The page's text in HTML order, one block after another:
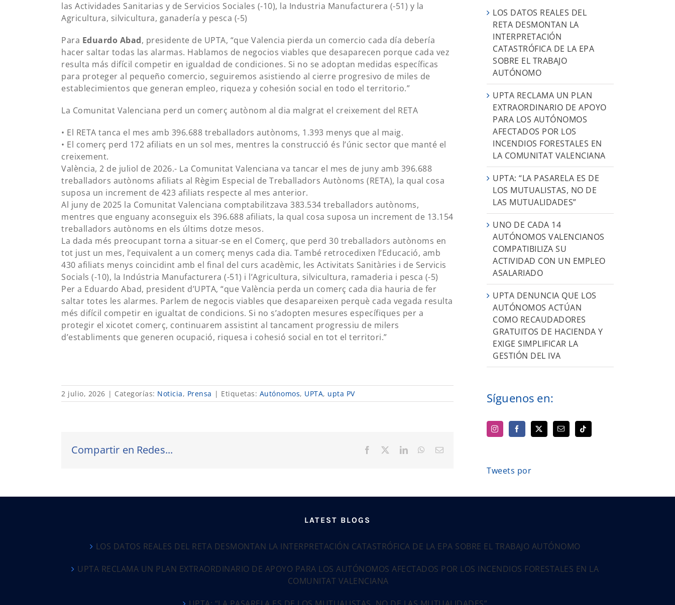
las Actividades Sanitarias y de Servicios Sociales (-10), la Industria Manufacturera (-51) y la
Agricultura, silvicultura, ganadería y pesca (-5)
Para Eduardo Abad, presidente de UPTA, “que Valencia pierda un comercio cada día debería
hacer saltar todas las alarmas. Hablamos de negocios viables que desaparecen porque cada vez
resulta más difícil competir en igualdad de condiciones. Si no se adoptan medidas específicas
para proteger al pequeño comercio, seguiremos asistiendo al cierre progresivo de miles de
establecimientos que generan empleo, riqueza y cohesión social en todo el territorio.”
La Comunitat Valenciana perd un comerç autònom al dia malgrat el creixement del RETA
• El RETA tanca el mes amb 396.688 treballadors autònoms, 1.393 menys que al maig.
• El comerç perd 172 afiliats en un sol mes, mentres la construcció és l’únic sector que manté el
creixement.
València, 2 de juliol de 2026.- La Comunitat Valenciana va tancar el mes de juny amb 396.688
treballadors autònoms afiliats al Règim Especial de Treballadors Autònoms (RETA), la qual cosa
suposa un increment de 423 afiliats respecte al mes anterior.
Al juny de 2025 la Comunitat Valenciana comptabilitzava 383.534 treballadors autònoms,
mentres que enguany aconseguix els 396.688 afiliats, la qual cosa suposa un increment de 13.154
treballadors autònoms en els últims dotze mesos.
La dada més preocupant torna a situar-se en el Comerç, que perd 30 treballadors autònoms en
tot just un mes, l’equivalent a un comerç menys cada dia. També retrocedixen l’Educació, amb
430 afiliats menys coincidint amb el final del curs acadèmic, les Activitats Sanitàries i de Servicis
Socials (-10), la Indústria Manufacturera (-51) i l’Agricultura, silvicultura, ramaderia i pesca (-5)
Per a Eduardo Abad, president d’UPTA, “que València perda un comerç cada dia hauria de fer
saltar totes les alarmes. Parlem de negocis viables que desapareixen perquè cada vegada resulta
més difícil competir en igualtat de condicions. Si no s’adopten mesures específiques per a
protegir el xicotet comerç, continuarem assistint al tancament progressiu de milers
d’establiments que generen ocupació, riquesa i cohesió social en tot el territori.”
2 julio, 2026 | Categorías: Noticia, Prensa | Etiquetas: Autónomos, UPTA, upta PV
Compartir en Redes... Facebook LinkedInWhatsApp
Correo
LOS DATOS REALES DEL
RETA DESMONTAN LA
INTERPRETACIÓN
CATASTRÓFICA DE LA EPA
SOBRE EL TRABAJO
AUTÓNOMO
UPTA RECLAMA UN PLAN
EXTRAORDINARIO DE APOYO
PARA LOS AUTÓNOMOS
AFECTADOS POR LOS
INCENDIOS FORESTALES EN
LA COMUNITAT VALENCIANA
UPTA: “LA PASARELA ES DE
LOS MUTUALISTAS, NO DE
LAS MUTUALIDADES”
UNO DE CADA 14
AUTÓNOMOS VALENCIANOS
COMPATIBILIZA SU
ACTIVIDAD CON UN EMPLEO
ASALARIADO
UPTA DENUNCIA QUE LOS
AUTÓNOMOS ACTÚAN
COMO RECAUDADORES
GRATUITOS DE HACIENDA Y
EXIGE SIMPLIFICAR LA
GESTIÓN DEL IVA
Síguenos en:
Tweets por
LATEST BLOGS
LOS DATOS REALES DEL RETA DESMONTAN LA INTERPRETACIÓN CATASTRÓFICA DE LA EPA SOBRE EL TRABAJO AUTÓNOMO
UPTA RECLAMA UN PLAN EXTRAORDINARIO DE APOYO PARA LOS AUTÓNOMOS AFECTADOS POR LOS INCENDIOS FORESTALES EN LA
COMUNITAT VALENCIANA